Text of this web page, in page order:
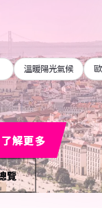
溫暖陽光氣候
解更多
覽